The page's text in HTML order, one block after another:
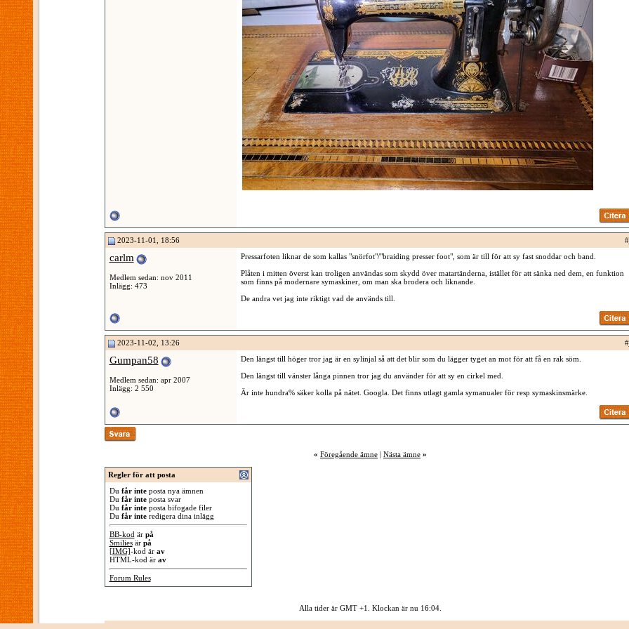
2023-11-01, 18:56 #
carlm
Medlem sedan: nov 2011
Inlägg: 473
Pressarfoten liknar de som kallas "snörfot"/"braiding presser foot", som är till för att sy fast snoddar och band.
Plåten i mitten överst kan troligen användas som skydd över matartänderna, istället för att sänka ned dem, en funktion
som finns på modernare symaskiner, om man ska brodera och liknande.
De andra vet jag inte riktigt vad de används till.
2023-11-02, 13:26 #
Gumpan58
Medlem sedan: apr 2007
Inlägg: 2 550
Den längst till höger tror jag är en sylinjal så att det blir som du lägger tyget an mot för att få en rak söm.
Den längst till vänster långa pinnen tror jag du använder för att sy en cirkel med.
Är inte hundra% säker kolla på nätet. Googla. Det finns utlagt gamla symanualer för resp symaskinsmärke.
« Föregående ämne | Nästa ämne »
Regler för att posta
Du får inteposta nya ämnen
Du får inteposta svar
Du får inteposta bifogade filer
Du får interedigera dina inlägg
BB-kod är på
Smiliesär på
[IMG]-kod är av
HTML-kod är av
Forum Rules
Alla tider är GMT +1. Klockan är nu 16:04